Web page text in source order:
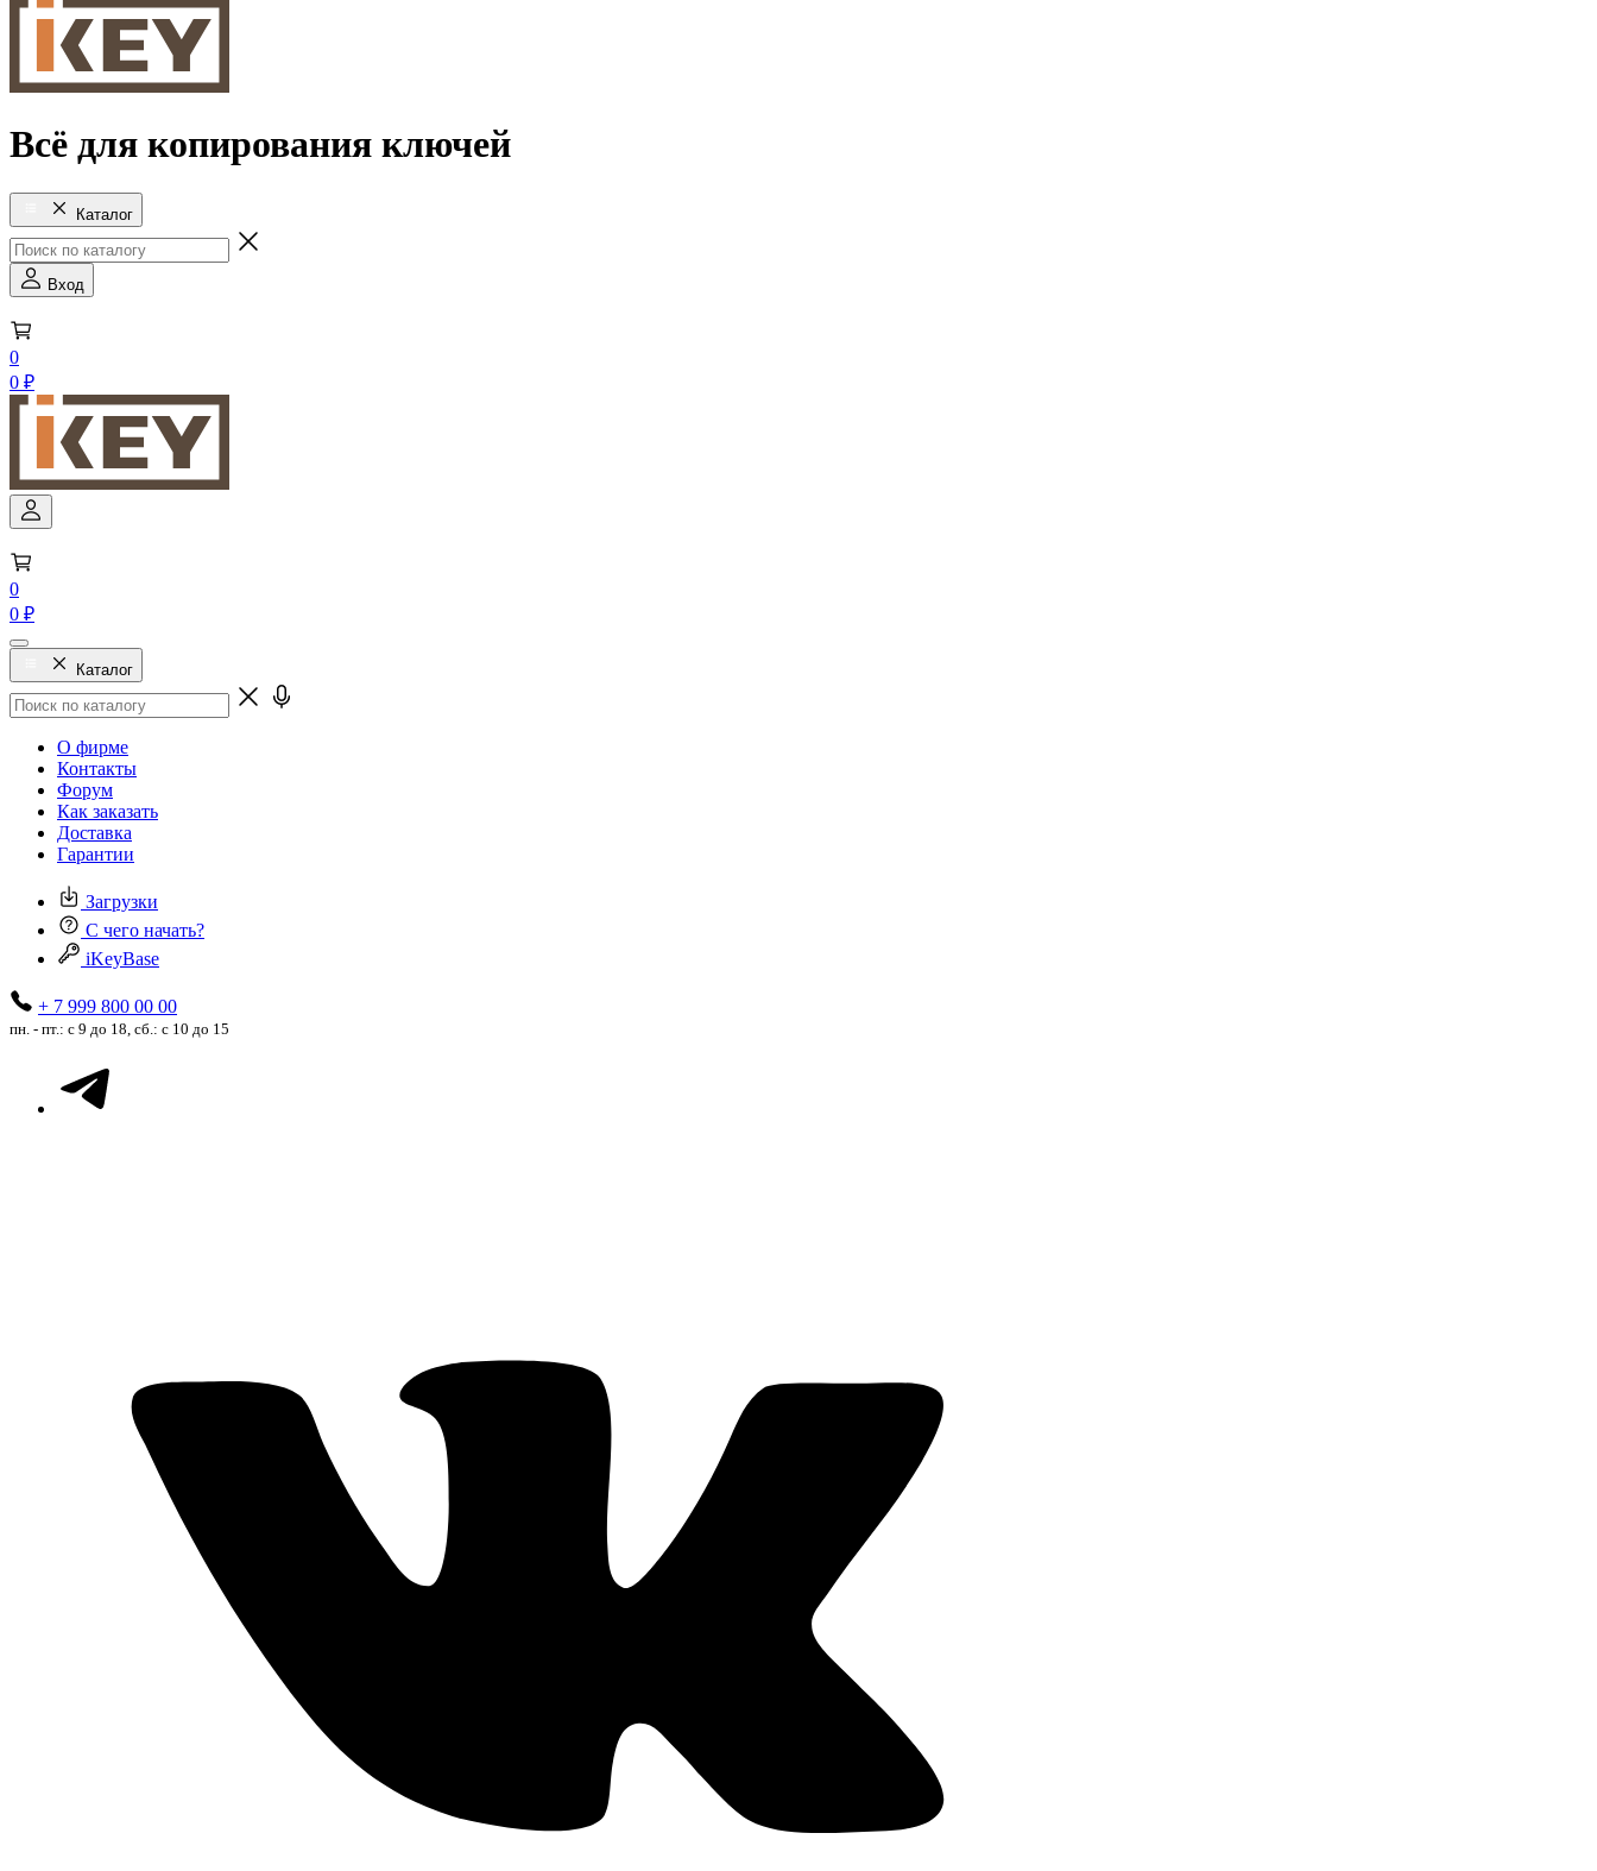
Всё для копирования ключей
Каталог
Вход
0
0 ₽
0
0 ₽
Каталог
О фирме
Контакты
Форум
Как заказать
Доставка
Гарантии
Загрузки
С чего начать?
iKeyBase
+ 7 999 800 00 00
пн. - пт.: с 9 до 18, сб.: с 10 до 15